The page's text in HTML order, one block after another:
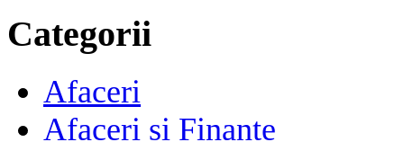
Categorii
Afaceri
Afaceri si Finante